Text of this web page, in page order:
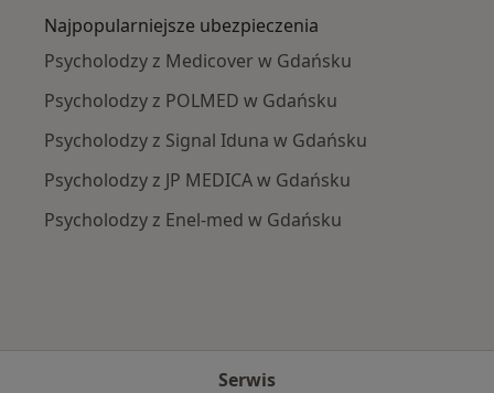
Najpopularniejsze ubezpieczenia
Psycholodzy z Medicover w Gdańsku
Psycholodzy z POLMED w Gdańsku
Psycholodzy z Signal Iduna w Gdańsku
Psycholodzy z JP MEDICA w Gdańsku
Psycholodzy z Enel-med w Gdańsku
Serwis